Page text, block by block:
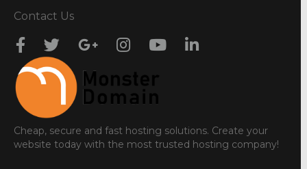
Contact Us
Cheap, secure and fast hosting solutions. Create your
website today with the most trusted hosting company!